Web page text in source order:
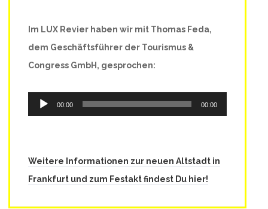
Im LUX Revier haben wir mit Thomas Feda,
dem Geschäftsführer der Tourismus &
Congress GmbH, gesprochen:
Audio-
Player
00:00 00:00
Weitere Informationen zur neuen Altstadt in
Frankfurt und zum Festakt findest Du hier!